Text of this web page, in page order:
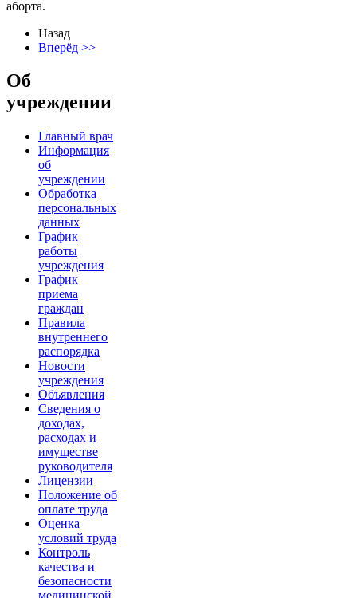
аборта.
Назад
Вперёд >>
Об
учреждении
Главный врач
Информация
об
учреждении
Обработка
персональных
данных
График
работы
учреждения
График
приема
граждан
Правила
внутреннего
распорядка
Новости
учреждения
Объявления
Сведения о
доходах,
расходах и
имуществе
руководителя
Лицензии
Положение об
оплате труда
Оценка
условий труда
Контроль
качества и
безопасности